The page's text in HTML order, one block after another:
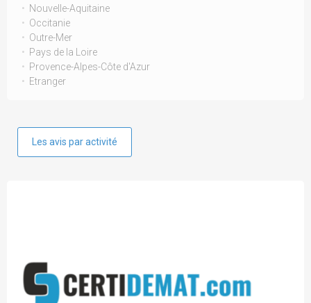
Nouvelle-Aquitaine
Occitanie
Outre-Mer
Pays de la Loire
Provence-Alpes-Côte d'Azur
Etranger
Les avis par activité